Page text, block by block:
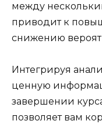
между
приводит к
снижению
Интегрируя
ценную
завершении
позволяет вам